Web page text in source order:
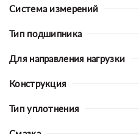
Система измерений
Тип подшипника
Для направления нагрузки
Конструкция
Тип уплотнения